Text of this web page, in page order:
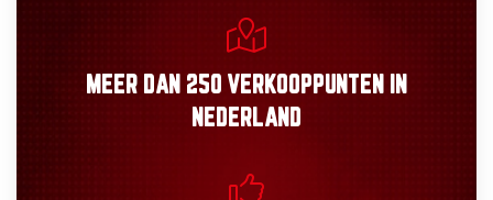
MEER DAN 250 VERKOOPPUNTEN IN
NEDERLAND